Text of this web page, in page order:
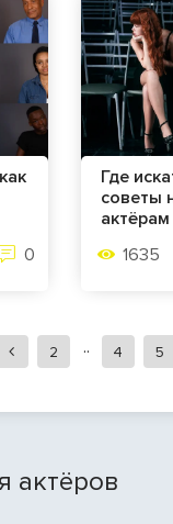
0
Где
советы
актёрам
1635
2 4 5
актёров